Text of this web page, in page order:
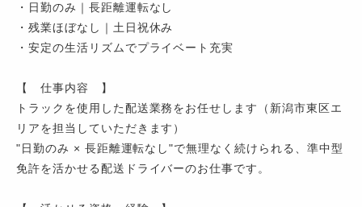
・日勤のみ｜長距離運転なし
・残業ほぼなし｜土日祝休み
・安定の生活リズムでプライベート充実
【 仕事内容 】
トラックを使用した配送業務をお任せします（新潟市東区エ
リアを担当していただきます）
"日勤のみ × 長距離運転なし"で無理なく続けられる、準中型
免許を活かせる配送ドライバーのお仕事です。